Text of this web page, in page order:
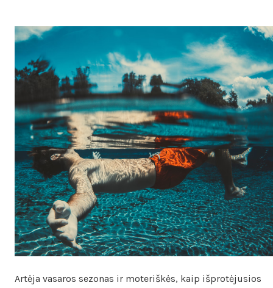
Artėja vasaros sezonas ir moteriškės, kaip išprotėjusios